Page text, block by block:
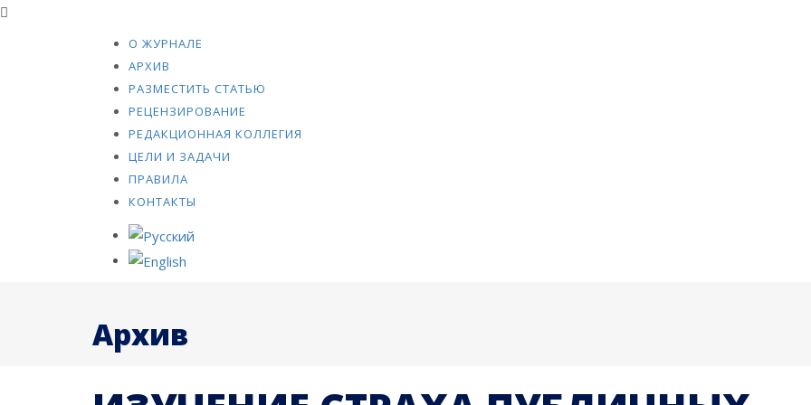
О ЖУРНАЛЕ
АРХИВ
РАЗМЕСТИТЬ СТАТЬЮ
РЕЦЕНЗИРОВАНИЕ
РЕДАКЦИОННАЯ КОЛЛЕГИЯ
ЦЕЛИ И ЗАДАЧИ
ПРАВИЛА
КОНТАКТЫ
Архив